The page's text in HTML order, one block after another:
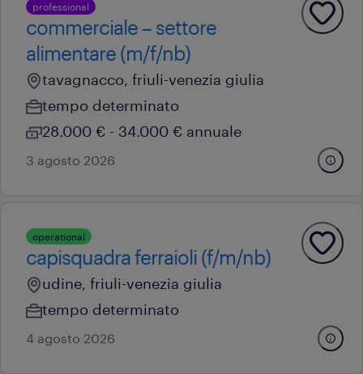
professional
commerciale – settore
alimentare (m/f/nb)
tavagnacco, friuli-venezia giulia
tempo determinato
28.000 € - 34.000 € annuale
3 agosto 2026
operational
capisquadra ferraioli (f/m/nb)
udine, friuli-venezia giulia
tempo determinato
4 agosto 2026